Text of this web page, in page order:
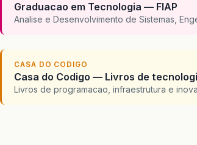
Graduacao em Tecnologia — FIAP
Analise e Desenvolvimento de Sistemas,
CASA DO CODIGO
Casa do Codigo — Livros de
Livros de programacao, infraestrutura e